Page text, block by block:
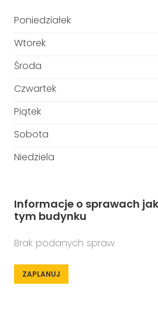
Poniedziałek
Wtorek
Środa
Czwartek
Piątek
Sobota
Niedziela
Informacje o sprawach
tym budynku
Brak podanych spraw
ZAPLANUJ